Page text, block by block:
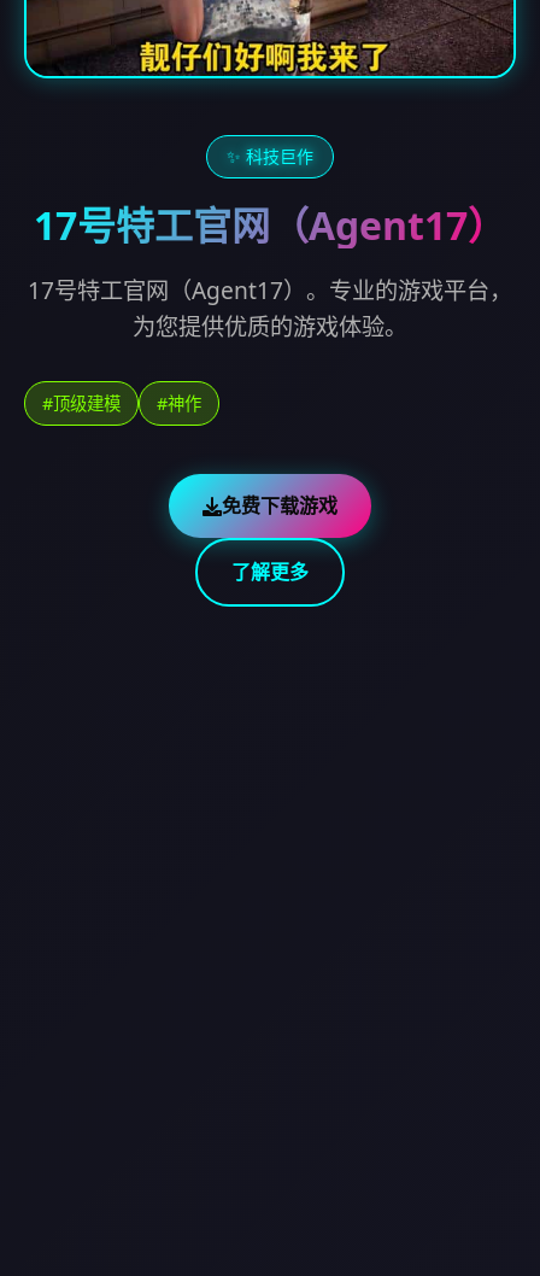
✨ 科技巨作
17号特工官网（Agent17）
17号特工官网（Agent17）。专业的游戏平台，
为您提供优质的游戏体验。
#顶级建模 #神作
免费下载游戏
了解更多